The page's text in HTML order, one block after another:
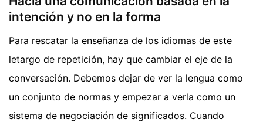
intención y no en la forma
Para rescatar la enseñanza de los idiomas de este
letargo de repetición, hay que cambiar el eje de la
conversación. Debemos dejar de ver la lengua como
un conjunto de normas y empezar a verla como un
sistema de negociación de significados. Cuando